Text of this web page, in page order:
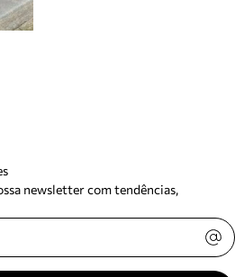
newsletter com tendências,